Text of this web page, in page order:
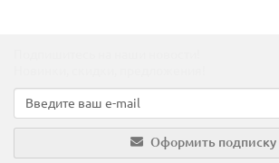
Оформить подписку